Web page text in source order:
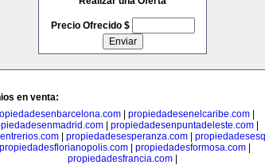
Precio Ofrecido $
en venta:
propiedadesenelcaribe.com
propiedadesenpuntadeleste.com
propiedadesesperanza.com
propiedadesflorianopolis.com propiedadesformosa.com
propiedadesfrancia.com